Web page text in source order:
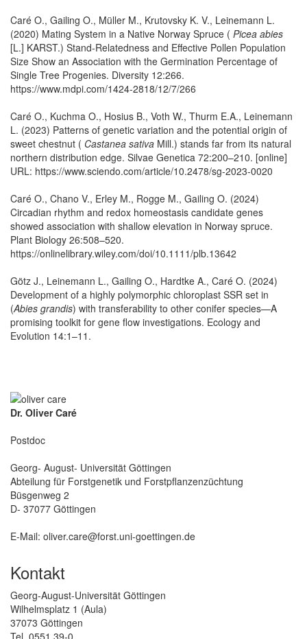
Caré O., Gailing O., Müller M., Krutovsky K. V., Leinemann L.
(2020) Mating System in a Native Norway Spruce ( Picea abies
[L.] KARST.) Stand-Relatedness and Effective Pollen Population
Size Show an Association with the Germination Percentage of
Single Tree Progenies. Diversity 12:266.
https://www.mdpi.com/1424-2818/12/7/266
Caré O., Kuchma O., Hosius B., Voth W., Thurm E.A., Leinemann
L. (2023) Patterns of genetic variation and the potential origin of
sweet chestnut ( Castanea sativa Mill.) stands far from its natural
northern distribution edge. Silvae Genetica 72:200–210. [online]
URL: https://www.sciendo.com/article/10.2478/sg-2023-0020
Caré O., Chano V., Erley M., Rogge M., Gailing O. (2024)
Circadian rhythm and redox homeostasis candidate genes
showed association with shallow elevation in Norway spruce.
Plant Biology 26:508–520.
https://onlinelibrary.wiley.com/doi/10.1111/plb.13642
Götz J., Leinemann L., Gailing O., Hardtke A., Caré O. (2024)
Development of a highly polymorphic chloroplast SSR set in
(Abies grandis) with transferability to other conifer species—A
promising toolkit for gene flow investigations. Ecology and
Evolution 14:1–11.
Dr. Oliver Caré
Postdoc
Georg- August- Universität Göttingen
Abteilung für Forstgenetik und Forstpflanzenzüchtung
Büsgenweg 2
D- 37077 Göttingen
E-Mail: oliver.care@forst.uni-goettingen.de
Kontakt
Georg-August-Universität Göttingen
Wilhelmsplatz 1 (Aula)
37073 Göttingen
Tel. 0551 39-0